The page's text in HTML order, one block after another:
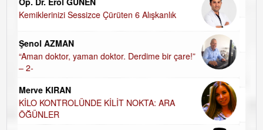
UĞUR DEMİROĞLU
HALKIN PARTİSİNDE YENİ YÖNETİM
Hasan Vehbi Ersoy
DEİZM-TEİZM-ATEİZM-PANTEİZM’E BAKIŞ
Özge CERRAH
ÖĞRENECEK ÇOK ŞEY VAR...